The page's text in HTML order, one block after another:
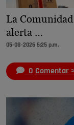
La
alerta …
05-08-2026 5:25 p.m.
0 Comentar